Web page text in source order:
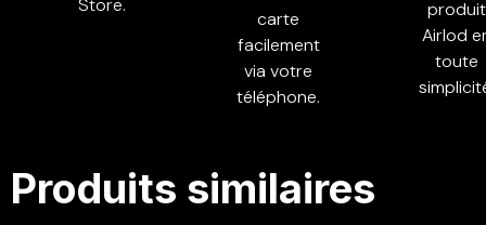
carte
facilement
via votre
téléphone.
produit
Airlod
toute
Produits similaires